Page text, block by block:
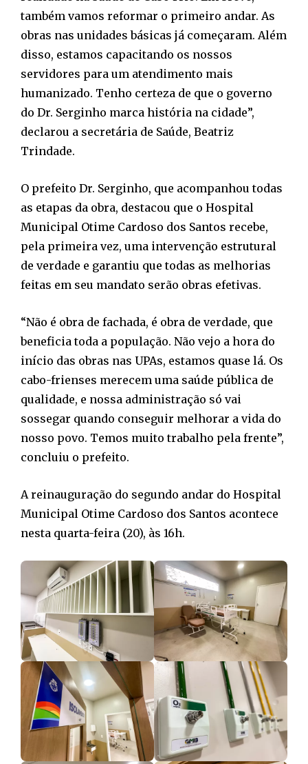
também vamos reformar o primeiro andar. As
obras nas unidades básicas já começaram. Além
disso, estamos capacitando os nossos
servidores para um atendimento mais
humanizado. Tenho certeza de que o governo
do Dr. Serginho marca história na cidade”,
declarou a secretária de Saúde, Beatriz
Trindade.
O prefeito Dr. Serginho, que acompanhou todas
as etapas da obra, destacou que o Hospital
Municipal Otime Cardoso dos Santos recebe,
pela primeira vez, uma intervenção estrutural
de verdade e garantiu que todas as melhorias
feitas em seu mandato serão obras efetivas.
“Não é obra de fachada, é obra de verdade, que
beneficia toda a população. Não vejo a hora do
início das obras nas UPAs, estamos quase lá. Os
cabo-frienses merecem uma saúde pública de
qualidade, e nossa administração só vai
sossegar quando conseguir melhorar a vida do
nosso povo. Temos muito trabalho pela frente”,
concluiu o prefeito.
A reinauguração do segundo andar do Hospital
Municipal Otime Cardoso dos Santos acontece
nesta quarta-feira (20), às 16h.